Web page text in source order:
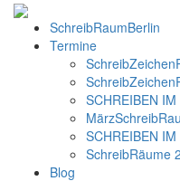
SchreibRaumBerlin
Termine
SCHREIBEN
SCHREIBEN
SchreibRäume
Blog